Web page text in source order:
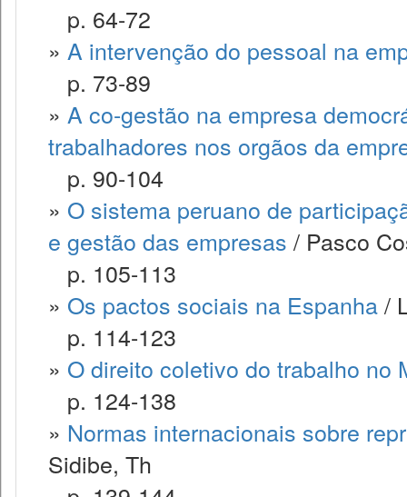
p. 64-72
» A intervenção do pessoal na
p. 73-89
» A co-gestão na empresa
trabalhadores nos orgãos da
p. 90-104
» O sistema peruano de
e gestão das empresas / Pasco
p. 105-113
» Os pactos sociais na Espanha/
p. 114-123
» O direito coletivo do trabalho no
p. 124-138
» Normas internacionais sobre
Sidibe, Th